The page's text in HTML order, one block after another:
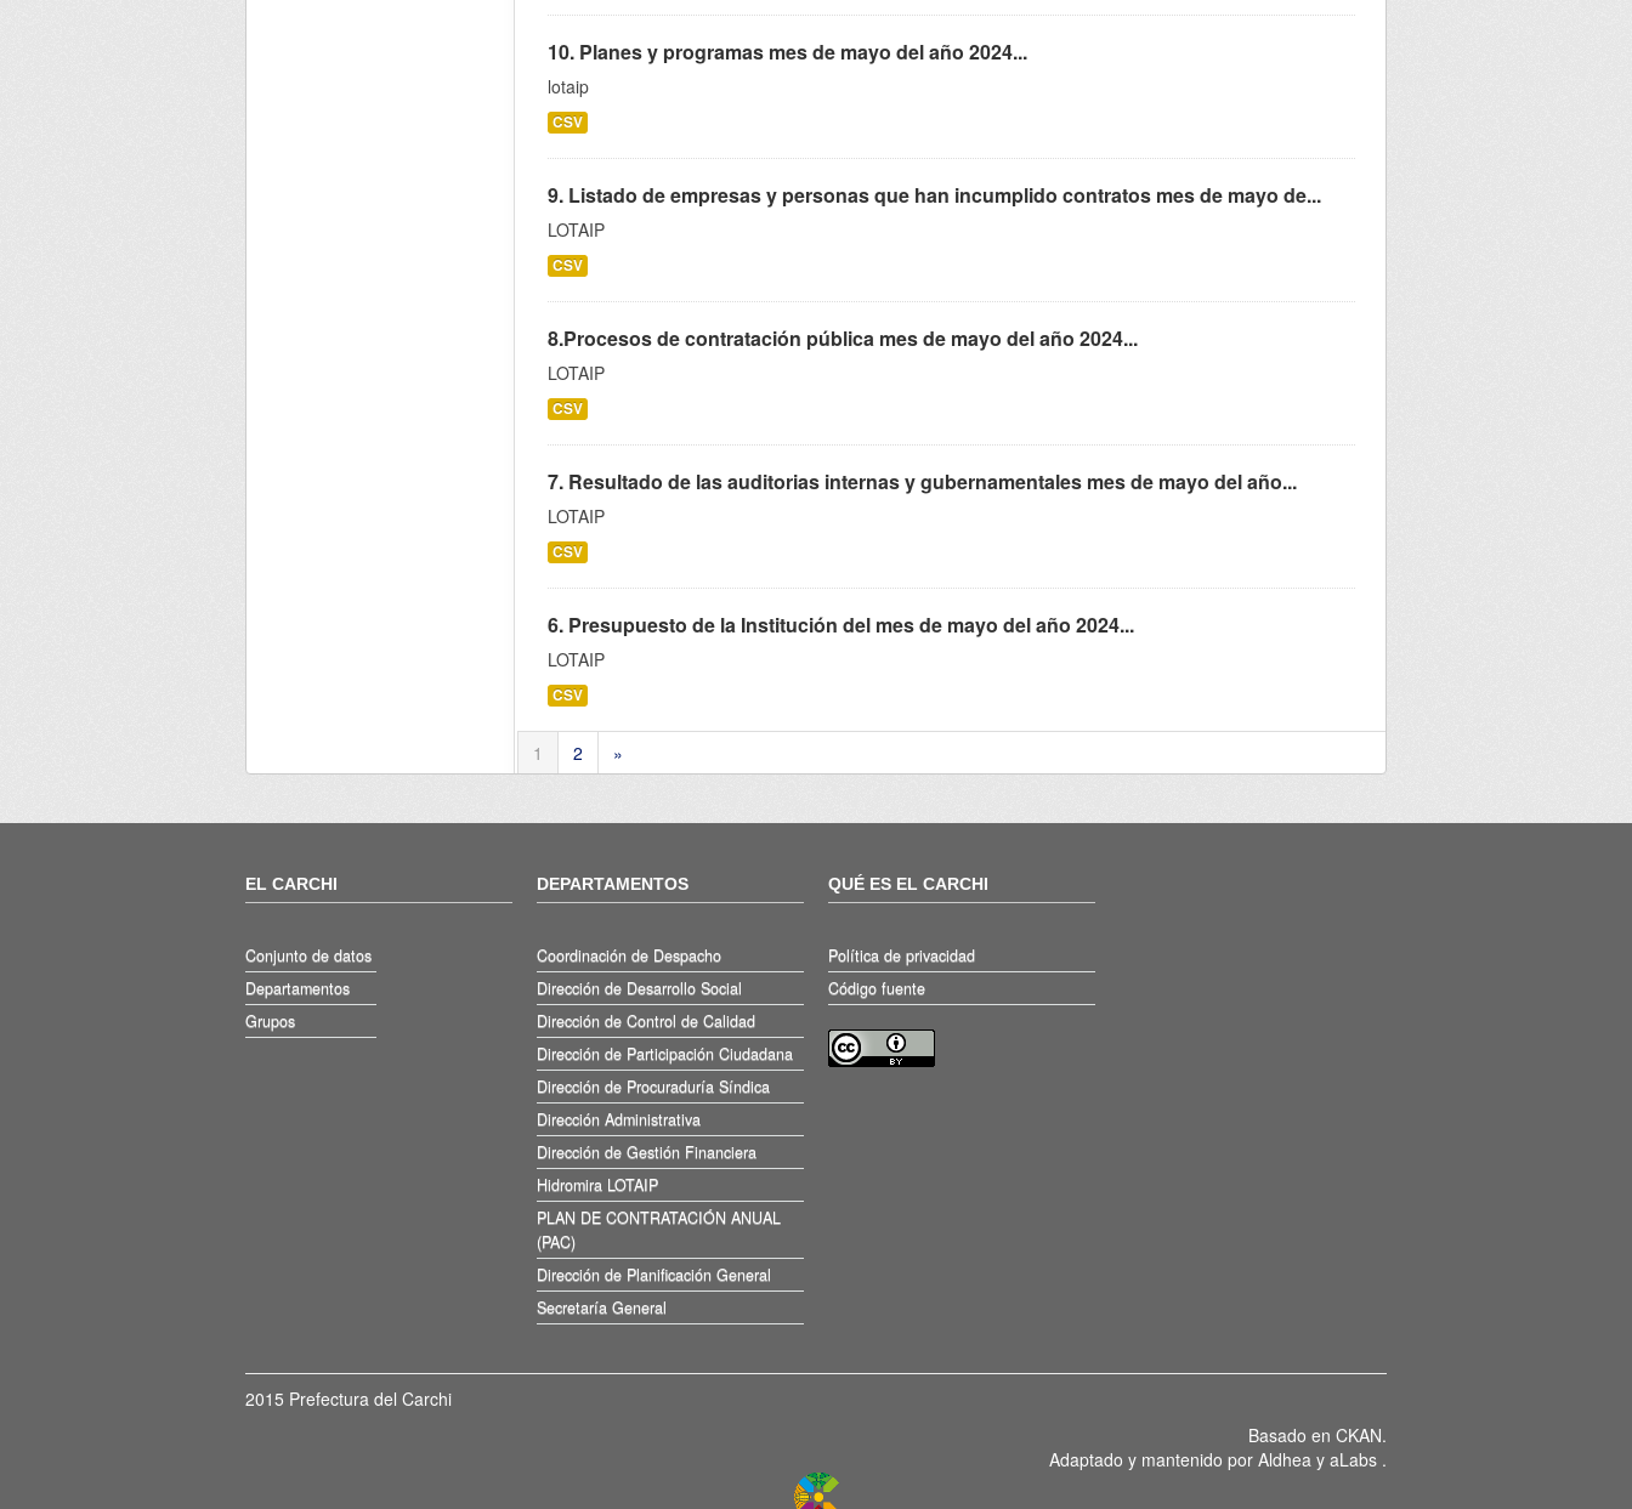
10. Planes y programas mes de mayo del año 2024...
lotaip
CSV
9. Listado de empresas y personas que han incumplido contratos mes de mayo de...
LOTAIP
CSV
8.Procesos de contratación pública mes de mayo del año 2024...
LOTAIP
CSV
7. Resultado de las auditorias internas y gubernamentales mes de mayo del año...
LOTAIP
CSV
6. Presupuesto de la Institución del mes de mayo del año 2024...
LOTAIP
CSV
1 2 »
EL CARCHI
Conjunto de datos
Departamentos
Grupos
DEPARTAMENTOS
Coordinación de Despacho
Dirección de Desarrollo Social
Dirección de Control de Calidad
Dirección de Participación Ciudadana
Dirección de Procuraduría Síndica
Dirección Administrativa
Dirección de Gestión Financiera
Hidromira LOTAIP
PLAN DE CONTRATACIÓN ANUAL
(PAC)
Dirección de Planificación General
Secretaría General
QUÉ ES EL CARCHI
Política de privacidad
Código fuente
2015 Prefectura del Carchi
Basado en CKAN.
Adaptado y mantenido por Aldhea y aLabs .